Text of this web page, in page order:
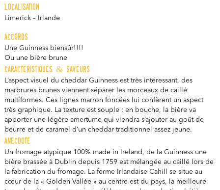
localisation
Limerick – Irlande
accords
Une Guinness biensûr!!!!
Ou une bière brune
caracteristiques & saveurs
L’aspect visuel du cheddar Guinness est très intéressant, des
marbrures brunes viennent séparer les morceaux de caillé
multiformes. Ces lignes marron foncées lui confèrent un aspect
très graphique. La texture est souple ; en bouche, la bière va
apporter une légère amertume qui viendra s’ajouter au goût de
beurre et de caramel d’un cheddar traditionnel assez jeune.
anecdote
Un fromage atypique 100% made in Ireland, de la Guinness une
bière brassée à Dublin depuis 1759 est mélangée au caillé lors de
la fabrication du fromage. La ferme Irlandaise Cahill se situe au
cœur de la « Golden Vallée » au centre est du pays, la meilleure